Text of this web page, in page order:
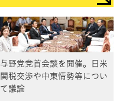
与野党党首会談を開催。日米
関税交渉や中東情勢等につい
て議論